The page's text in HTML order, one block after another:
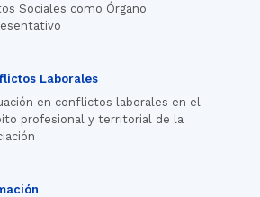
Sociales como Órgano
Laborales
en conflictos laborales en el
profesional y territorial de la